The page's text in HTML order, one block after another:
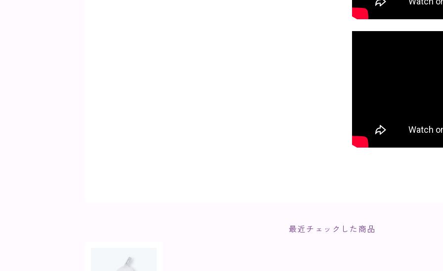
最近チェックした商品